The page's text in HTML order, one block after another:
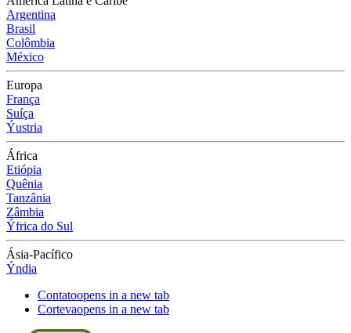
Argentina
Brasil
Colômbia
México
Europa
França
Suíça
Ýustria
África
Etiópia
Quênia
Tanzânia
Zâmbia
Ýfrica do Sul
Ásia-Pacífico
Ýndia
Contatoopens in a new tab
Cortevaopens in a new tab